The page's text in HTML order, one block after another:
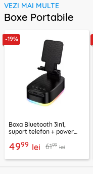
VEZI MAI MULTE
Boxe Portabile
-19%
Boxa Bluetooth 3in1,
suport telefon + power
BR200
4999 lei 6199 lei